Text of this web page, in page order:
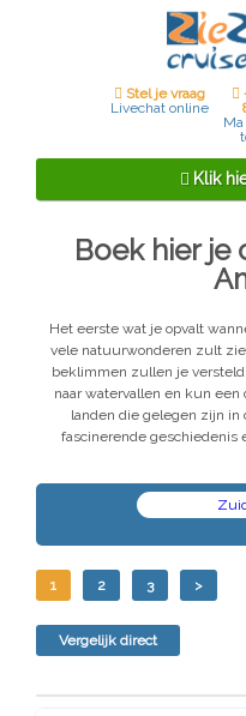
Stel je vraag
Livechat online
Klik
Vertrekhaven
3 < dagen
1 week
2 weken
Boek hier je
Het eerste wat je opvalt
vele natuurwonderen zult
beklimmen zullen je versteld
naar watervallen en kun
landen die gelegen zijn
fascinerende geschiedenis
1 2 3 >
Vergelijk direct